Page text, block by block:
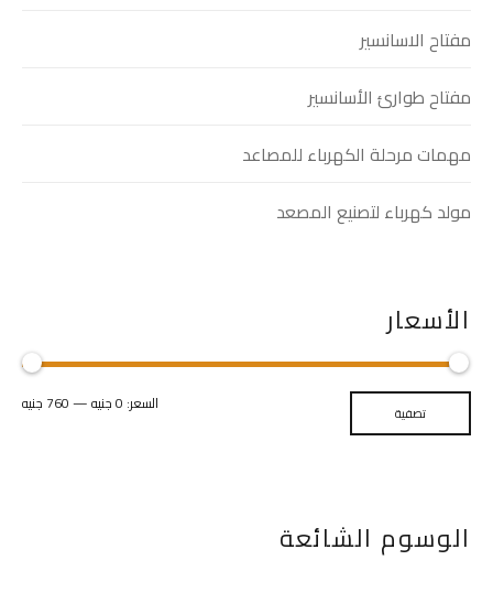
مفتاح الاسانسير
مفتاح طوارئ الأسانسير
مهمات مرحلة الكهرباء للمصاعد
مولد كهرباء لتصنيع المصعد
الأسعار
تصفية السعر: 0 جنيه —760 جنيه
الوسوم الشائعة